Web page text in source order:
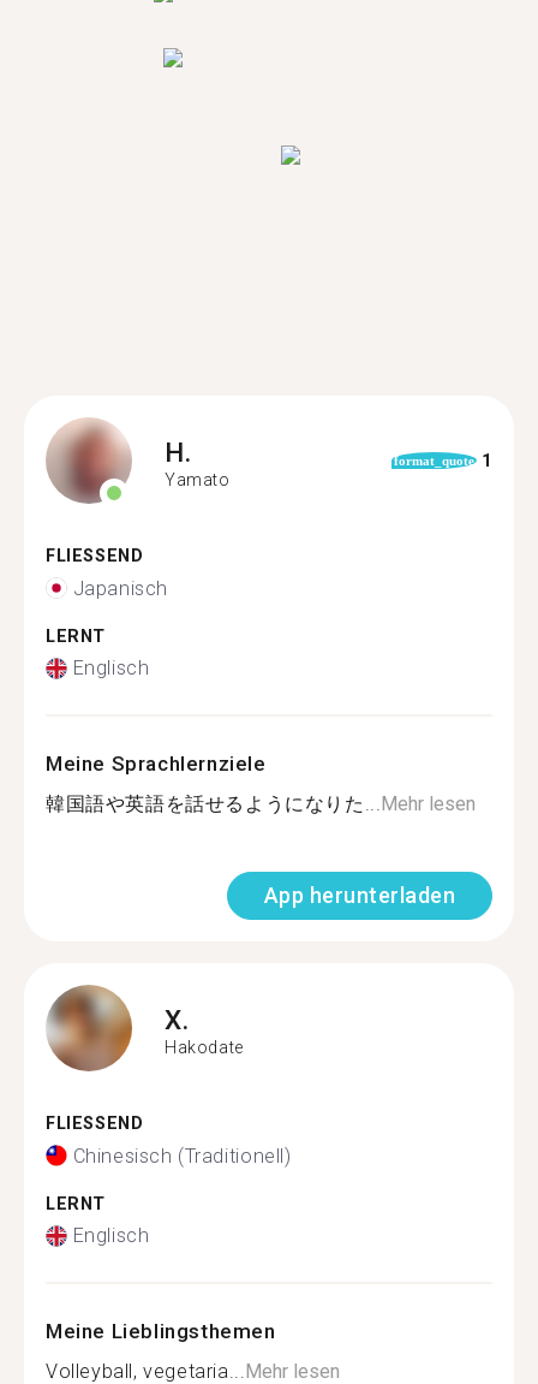
H.
Yamato
format_quote 1
FLIESSEND
Japanisch
LERNT
Englisch
Meine Sprachlernziele
韓国語や英語を話せるようになりた...Mehr lesen
App herunterladen
X.
Hakodate
FLIESSEND
Chinesisch (Traditionell)
LERNT
Englisch
Meine Lieblingsthemen
Volleyball, vegetaria...Mehr lesen